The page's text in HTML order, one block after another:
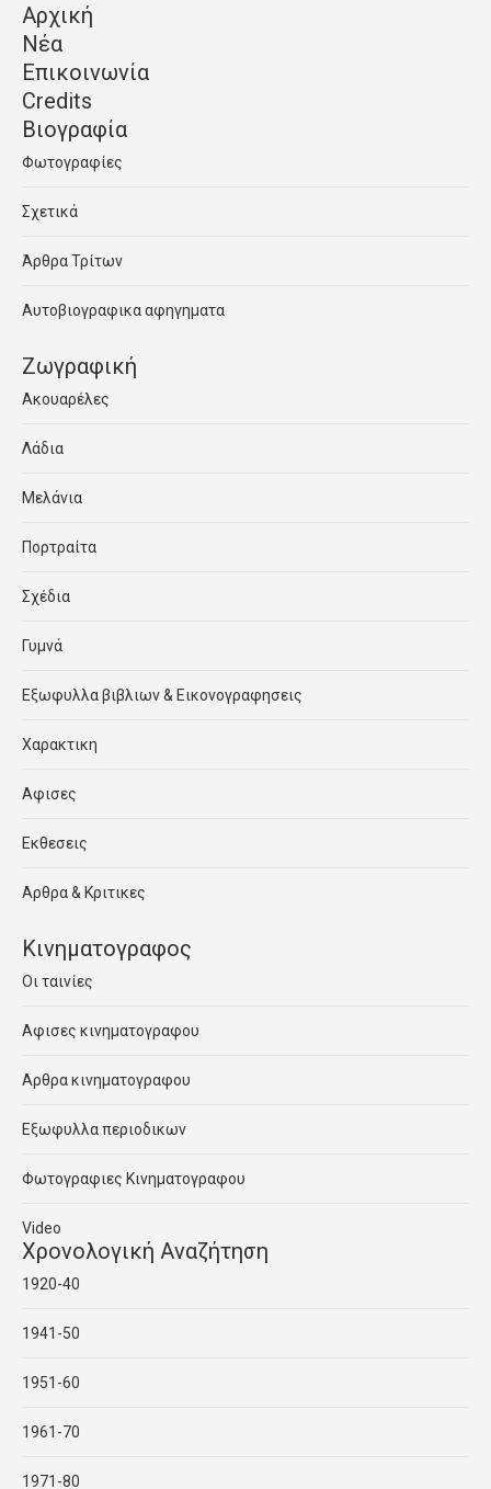
Αρχική
Νέα
Επικοινωνία
Credits
Βιογραφία
Φωτογραφίες
Σχετικά
Άρθρα Τρίτων
Αυτοβιογραφικα αφηγηματα
Ζωγραφική
Ακουαρέλες
Λάδια
Μελάνια
Πορτραίτα
Σχέδια
Γυμνά
Εξωφυλλα βιβλιων & Εικονογραφησεις
Χαρακτικη
Αφισες
Εκθεσεις
Αρθρα & Κριτικες
Κινηματογραφος
Οι ταινίες
Αφισες κινηματογραφου
Αρθρα κινηματογραφου
Εξωφυλλα περιοδικων
Φωτογραφιες Κινηματογραφου
Video
Χρονολογική Αναζήτηση
1920-40
1941-50
1951-60
1961-70
1971-80